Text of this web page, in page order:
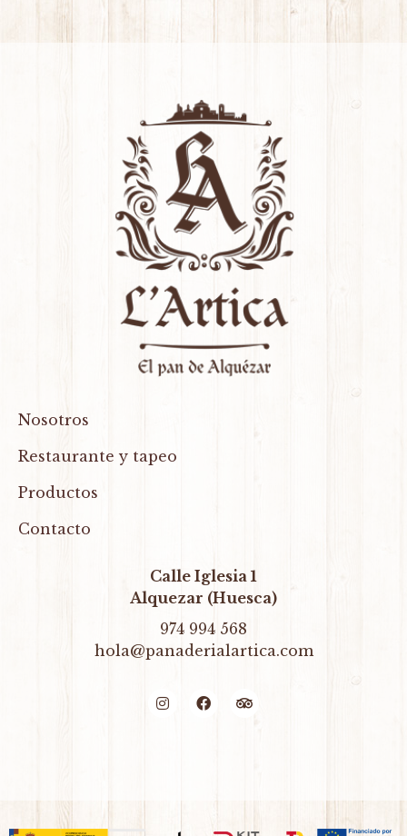
Nosotros
Restaurante y tapeo
Productos
Contacto
Calle Iglesia 1
Alquezar (Huesca)
974 994 568
hola@panaderialartica.com